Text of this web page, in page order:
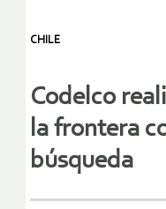
CHILE
Codelco
la frontera
búsqueda